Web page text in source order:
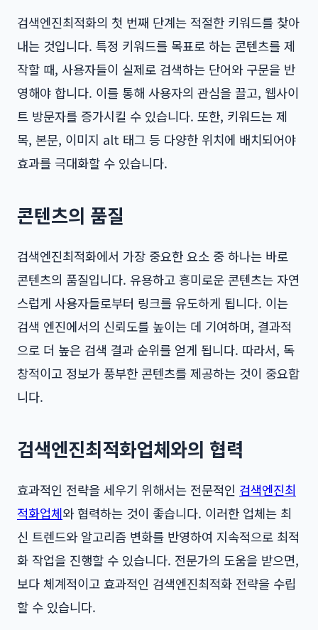
검색엔진최적화의 첫 번째 단계는 적절한 키워드를 찾아
내는 것입니다. 특정 키워드를 목표로 하는 콘텐츠를 제
작할 때, 사용자들이 실제로 검색하는 단어와 구문을 반
영해야 합니다. 이를 통해 사용자의 관심을 끌고, 웹사이
트 방문자를 증가시킬 수 있습니다. 또한, 키워드는 제
목, 본문, 이미지 alt 태그 등 다양한 위치에 배치되어야
효과를 극대화할 수 있습니다.
콘텐츠의 품질
검색엔진최적화에서 가장 중요한 요소 중 하나는 바로
콘텐츠의 품질입니다. 유용하고 흥미로운 콘텐츠는 자연
스럽게 사용자들로부터 링크를 유도하게 됩니다. 이는
검색 엔진에서의 신뢰도를 높이는 데 기여하며, 결과적
으로 더 높은 검색 결과 순위를 얻게 됩니다. 따라서, 독
창적이고 정보가 풍부한 콘텐츠를 제공하는 것이 중요합
니다.
검색엔진최적화업체와의 협력
효과적인 전략을 세우기 위해서는 전문적인 검색엔진최
적화업체와 협력하는 것이 좋습니다. 이러한 업체는 최
신 트렌드와 알고리즘 변화를 반영하여 지속적으로 최적
화 작업을 진행할 수 있습니다. 전문가의 도움을 받으면,
보다 체계적이고 효과적인 검색엔진최적화 전략을 수립
할 수 있습니다.